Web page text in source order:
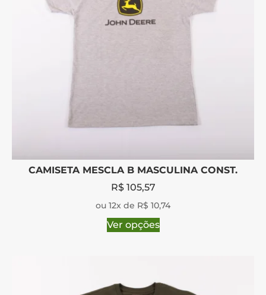
CAMISETA MESCLA B MASCULINA CONST.
R$105,57
ou 12x de R$ 10,74
Ver opções